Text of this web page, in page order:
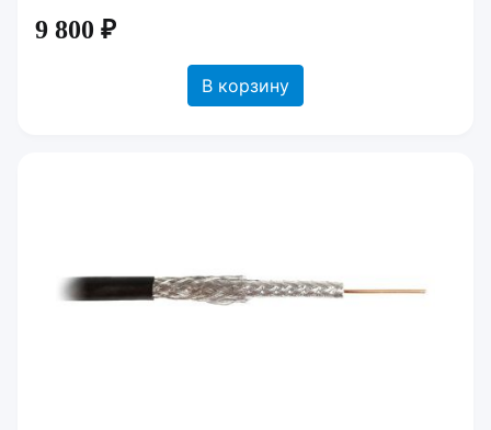
9 800 ₽
В корзину